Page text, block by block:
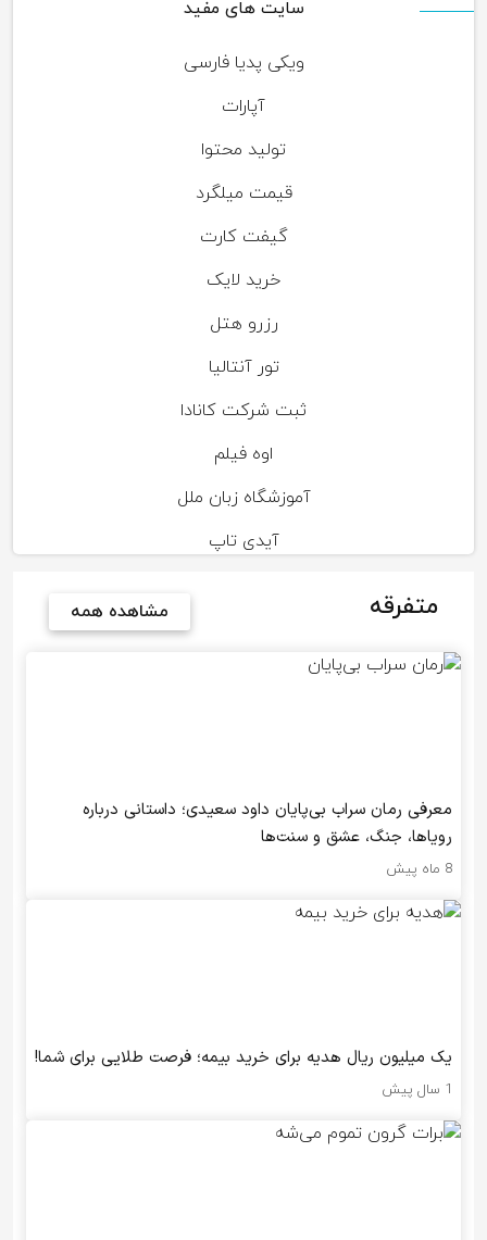
سایت های مفید
ویکی پدیا فارسی
آپارات
تولید محتوا
قیمت میلگرد
گیفت کارت
خرید لایک
رزرو هتل
تور آنتالیا
ثبت شرکت کانادا
اوه فیلم
آموزشگاه زبان ملل
آیدی تاپ
متفرقه مشاهده همه
معرفی رمان سراب بی‌پایان داود سعیدی؛ داستانی درباره
رویاها، جنگ، عشق و سنت‌ها
8 ماه پیش
یک میلیون ریال هدیه برای خرید بیمه؛ فرصت طلایی برای شما!
1 سال پیش